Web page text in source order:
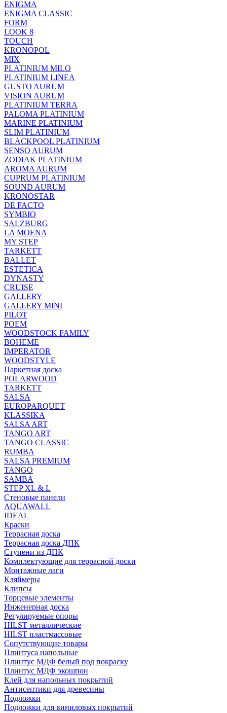
ENIGMA
ENIGMA CLASSIC
FORM
LOOK 8
TOUCH
KRONOPOL
MIX
PLATINIUM MILO
PLATINIUM LINEA
GUSTO AURUM
VISION AURUM
PLATINIUM TERRA
PALOMA PLATINIUM
MARINE PLATINIUM
SLIM PLATINIUM
BLACKPOOL PLATINIUM
SENSO AURUM
ZODIAK PLATINIUM
AROMA AURUM
CUPRUM PLATINIUM
SOUND AURUM
KRONOSTAR
DE FACTO
SYMBIO
SALZBURG
LA MOENA
MY STEP
TARKETT
BALLET
ESTETICA
DYNASTY
CRUISE
GALLERY
GALLERY MINI
PILOT
POEM
WOODSTOCK FAMILY
BOHEME
IMPERATOR
WOODSTYLE
Паркетная доска
POLARWOOD
TARKETT
SALSA
EUROPARQUET
KLASSIKA
SALSA ART
TANGO ART
TANGO CLASSIC
RUMBA
SALSA PREMIUM
TANGO
SAMBA
STEP XL & L
Стеновые панели
AQUAWALL
IDEAL
Краски
Террасная доска
Террасная доска ДПК
Ступени из ДПК
Комплектующие для террасной доски
Монтажные лаги
Кляймеры
Клипсы
Торцевые элементы
Инженерная доска
Регулируемые опоры
HILST металлические
HILST пластмассовые
Сопутствующие товары
Плинтуса напольные
Плинтус МДФ белый под покраску
Плинтус МДФ экошпон
Клей для напольных покрытий
Антисептики для древесины
Подложки
Подложки для виниловых покрытий